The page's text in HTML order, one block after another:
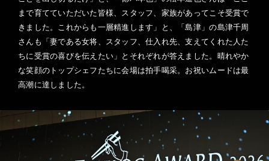
まで育てていただいた皆様、スタッフ、家族があってこそ受賞で
きました。これからも一層精進します」と、「島津」の島津千周
さんも「妻である女将、スタッフ、仕入れ先、支えてくれた人た
ちに受賞の喜びを伝えたい」とそれぞれが答えました。晴れやか
な笑顔のトップシェフたちに会場は拍手喝采。お祝いムードは最
高潮に達しました。